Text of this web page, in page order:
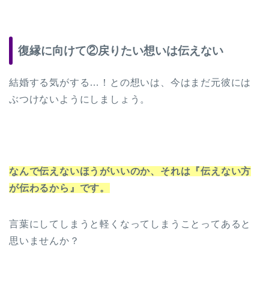
復縁に向けて②戻りたい想いは伝えない
結婚する気がする…！との想いは、今はまだ元彼には
ぶつけないようにしましょう。
なんで伝えないほうがいいのか、それは『伝えない方
が伝わるから』です。
言葉にしてしまうと軽くなってしまうことってあると
思いませんか？